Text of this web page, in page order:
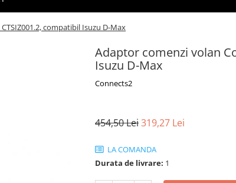
compatibil Isuzu D-Max
Adaptor comenzi volan
Isuzu D-Max
Connects2
454,50 Lei319,27 Lei
LA COMANDA
Durata de livrare: 1